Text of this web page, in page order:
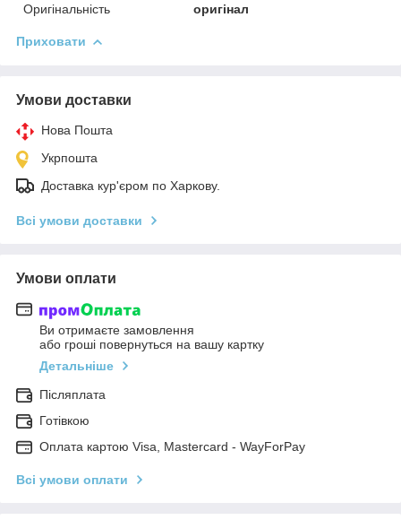
Оригінальність
оригінал
Приховати
Умови доставки
Нова Пошта
Укрпошта
Доставка кур'єром по Харкову.
Всі умови доставки
Умови оплати
Ви отримаєте замовлення
або гроші повернуться на вашу картку
Детальніше
Післяплата
Готівкою
Оплата картою Visa, Mastercard - WayForPay
Всі умови оплати